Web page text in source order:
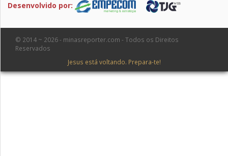
Desenvolvido por:
© 2014 ~ 2026 - minasreporter.com - Todos os Direitos
Reservados
Jesus está voltando. Prepara-te!